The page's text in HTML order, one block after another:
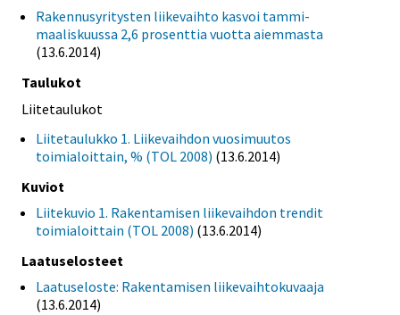
Rakennusyritysten liikevaihto kasvoi tammi-
maaliskuussa 2,6 prosenttia vuotta aiemmasta
(13.6.2014)
Taulukot
Liitetaulukot
Liitetaulukko 1. Liikevaihdon vuosimuutos
toimialoittain, % (TOL 2008) (13.6.2014)
Kuviot
Liitekuvio 1. Rakentamisen liikevaihdon trendit
toimialoittain (TOL 2008) (13.6.2014)
Laatuselosteet
Laatuseloste: Rakentamisen liikevaihtokuvaaja
(13.6.2014)